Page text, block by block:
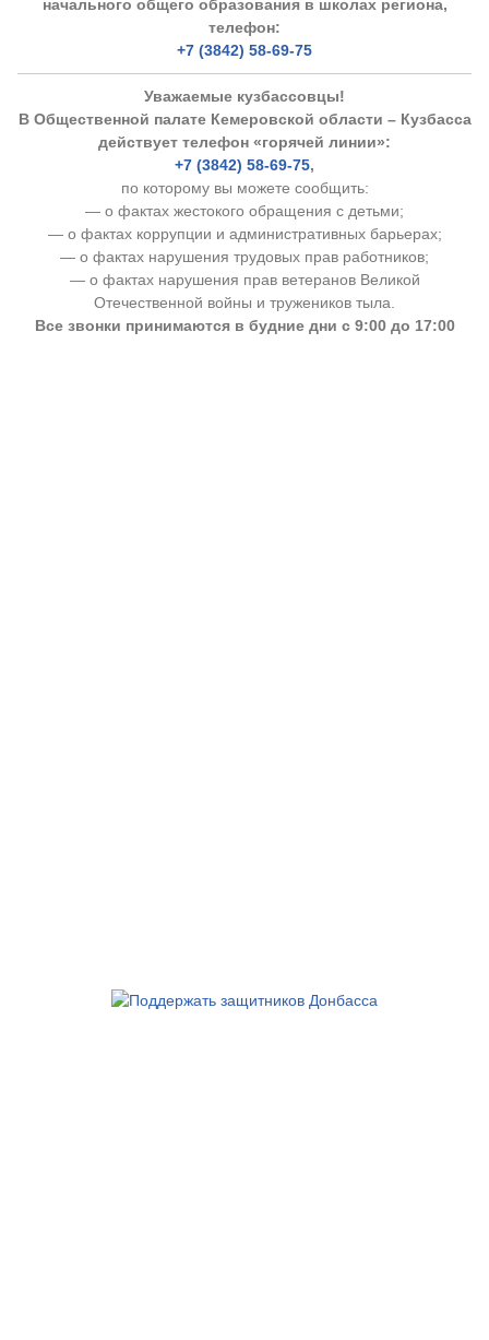
начального общего образования в школах региона,
телефон:
+7 (3842) 58-69-75
Уважаемые кузбассовцы!
В Общественной палате Кемеровской области – Кузбасса
действует телефон «горячей линии»:
+7 (3842) 58-69-75,
по которому вы можете сообщить:
— о фактах жестокого обращения с детьми;
— о фактах коррупции и административных барьерах;
— о фактах нарушения трудовых прав работников;
— о фактах нарушения прав ветеранов Великой
Отечественной войны и тружеников тыла.
Все звонки принимаются в будние дни с 9:00 до 17:00